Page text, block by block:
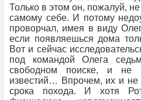
Только в этом он, пожалуй,
самому себе. И потому
проворчал, имея в виду
если появляешься дома
Вот и сейчас
под командой Олега
свободном поиске, и не
известий… Впрочем, их и не
срока похода. И хотя